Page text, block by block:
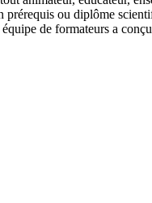
prérequis ou diplôme
de formateurs a